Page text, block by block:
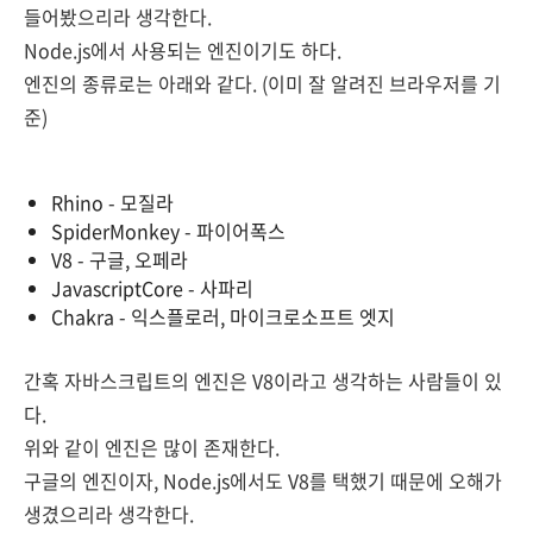
들어봤으리라 생각한다.
Node.js에서 사용되는 엔진이기도 하다.
엔진의 종류로는 아래와 같다. (이미 잘 알려진 브라우저를 기
준)
Rhino - 모질라
SpiderMonkey - 파이어폭스
V8 - 구글, 오페라
JavascriptCore - 사파리
Chakra - 익스플로러, 마이크로소프트 엣지
간혹 자바스크립트의 엔진은 V8이라고 생각하는 사람들이 있
다.
위와 같이 엔진은 많이 존재한다.
구글의 엔진이자, Node.js에서도 V8를 택했기 때문에 오해가
생겼으리라 생각한다.